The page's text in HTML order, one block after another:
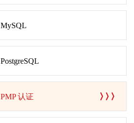
MySQL
PostgreSQL
PMP 认证